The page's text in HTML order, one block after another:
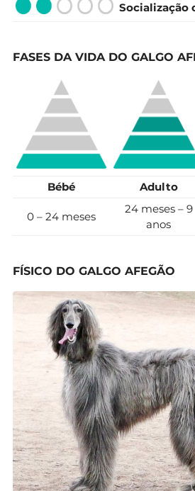
Socialização
FASES DA VIDA DO GALGO
Bébé Adulto
0 – 24 meses
24 meses – 9
anos
FÍSICO DO GALGO AFEGÃO